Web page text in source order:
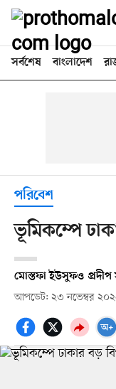
সর্বশেষ বাংলাদেশ
পরিবেশ
ভূমিকম্পে
মোস্তফা ইউসুফও
আপডেট: ২৩ নভেম্বর